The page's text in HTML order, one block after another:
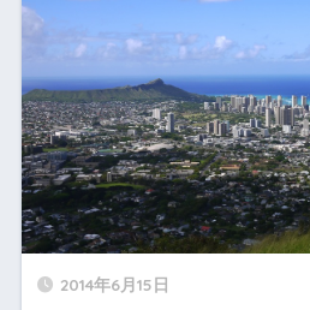
2014年6月15日